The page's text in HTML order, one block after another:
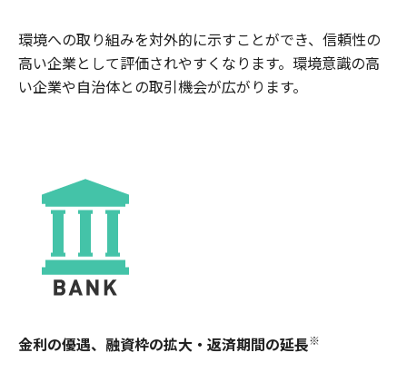
環境への取り組みを対外的に示すことができ、信頼性の
高い企業として評価されやすくなります。環境意識の高
い企業や自治体との取引機会が広がります。
金利の優遇、融資枠の拡大・返済期間の延長※